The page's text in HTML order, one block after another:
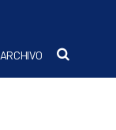
ARCHIVO Buscar